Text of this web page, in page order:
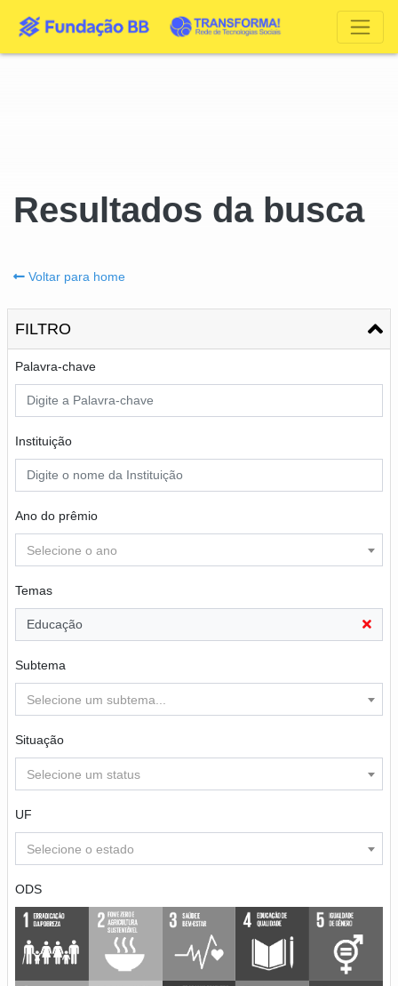
Resultados da busca
Voltar para home
FILTRO
Palavra-chave
Instituição
Ano do prêmio
Selecione o ano
Temas
Educação
Subtema
Selecione um subtema...
Situação
Selecione um status
UF
Selecione o estado
ODS